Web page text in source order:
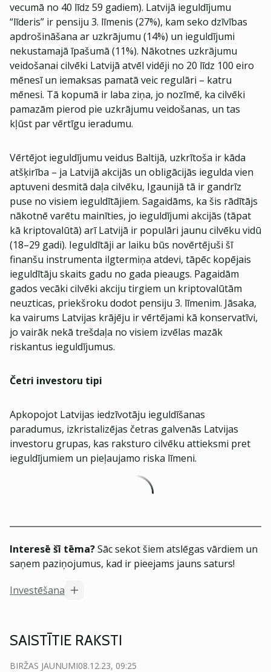
vecumā no 40 līdz 59 gadiem). Latvijā ieguldījumu
“līderis” ir pensiju 3. līmenis (27%), kam seko dzīvības
apdrošināšana ar uzkrājumu (14%) un ieguldījumi
nekustamajā īpašumā (11%). Nākotnes uzkrājumu
veidošanai cilvēki Latvijā atvēl vidēji no 20 līdz 100 eiro
mēnesī un iemaksas pamatā veic regulāri – katru
mēnesi. Tā kopumā ir laba ziņa, jo nozīmē, ka cilvēki
pamazām pierod pie uzkrājumu veidošanas, un tas
kļūst par vērtīgu ieradumu.
Vērtējot ieguldījumu veidus Baltijā, uzkrītoša ir kāda
atšķirība – ja Latvijā akcijās un obligācijās iegulda vien
aptuveni desmitā daļa cilvēku, Igaunijā tā ir gandrīz
puse no visiem ieguldītājiem. Sagaidāms, ka šis rādītājs
nākotnē varētu mainīties, jo ieguldījumi akcijās (tāpat
kā kriptovalūtā) arī Latvijā ir populāri jaunu cilvēku vidū
(18–29 gadi). Ieguldītāji ar laiku būs novērtējuši šī
finanšu instrumenta ilgtermiņa atdevi, tāpēc kopējais
ieguldītāju skaits gadu no gada pieaugs. Pagaidām
gados vecāki cilvēki akciju tirgiem un kriptovalūtām
neuzticas, priekšroku dodot pensiju 3. līmenim. Jāsaka,
ka vairums Latvijas krājēju ir vērtējami kā konservatīvi,
jo vairāk nekā trešdaļa no visiem izvēlas mazāk
riskantus ieguldījumus.
Četri investoru tipi
Apkopojot Latvijas iedzīvotāju ieguldīšanas
paradumus, izkristalizējas četras galvenās Latvijas
investoru grupas, kas raksturo cilvēku attieksmi pret
ieguldījumiem un pieļaujamo riska līmeni.
Interesē šī tēma?Sāc sekot šiem atslēgas vārdiem un
saņem paziņojumus, kad ir pieejams jauns saturs!
Investēšana
SAISTĪTIE RAKSTI
BIRŽAS JAUNUMI08.12.23, 09:25